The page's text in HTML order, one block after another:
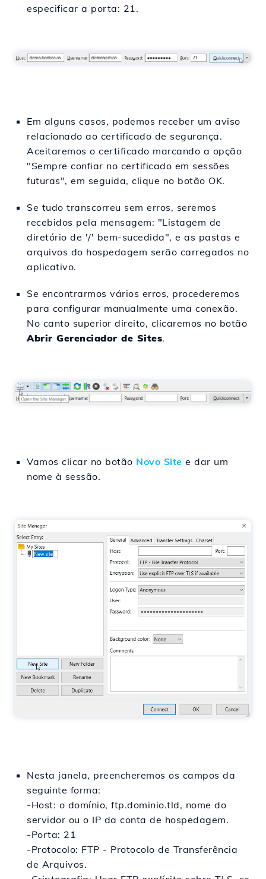
especificar a porta: 21.
Em alguns casos, podemos receber um aviso
relacionado ao certificado de segurança.
Aceitaremos o certificado marcando a opção
"Sempre confiar no certificado em sessões
futuras", em seguida, clique no botão OK.
Se tudo transcorreu sem erros, seremos
recebidos pela mensagem: "Listagem de
diretório de '/' bem-sucedida", e as pastas e
arquivos do hospedagem serão carregados no
aplicativo.
Se encontrarmos vários erros, procederemos
para configurar manualmente uma conexão.
No canto superior direito, clicaremos no botão
Abrir Gerenciador de Sites.
Vamos clicar no botão Novo Site e dar um
nome à sessão.
Nesta janela, preencheremos os campos da
seguinte forma:
-Host: o domínio, ftp.dominio.tld, nome do
servidor ou o IP da conta de hospedagem.
-Porta: 21
-Protocolo: FTP - Protocolo de Transferência
de Arquivos.